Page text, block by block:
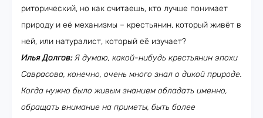
риторический, но как считаешь, кто лучше понимает
природу и её механизмы – крестьянин, который живёт в
ней, или натуралист, который её изучает?
Илья Долгов:Я думаю, какой-нибудь крестьянин эпохи
Саврасова, конечно, очень много знал о дикой природе.
Когда нужно было живым знанием обладать именно,
обращать внимание на приметы, быть более